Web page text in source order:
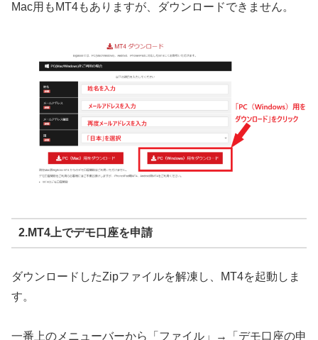
Mac用もMT4もありますが、ダウンロードできません。
2.MT4上でデモ口座を申請
ダウンロードしたZipファイルを解凍し、MT4を起動しま
す。
一番上のメニューバーから「ファイル」→「デモ口座の申